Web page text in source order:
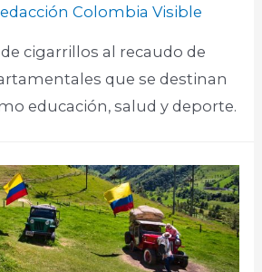
Colombia Visible
cigarrillos al recaudo de
que se destinan
educación, salud y deporte.